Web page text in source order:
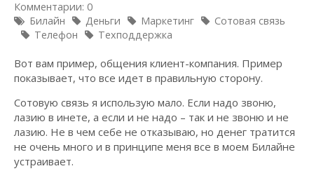
Комментарии: 0
Билайн
Деньги Маркетинг
Сотовая связь
Телефон
Техподдержка
Вот вам пример, общения клиент-компания. Пример
показывает, что все идет в правильную сторону.
Сотовую связь я использую мало. Если надо звоню,
лазию в инете, а если и не надо – так и не звоню и не
лазию. Не в чем себе не отказываю, но денег тратится
не очень много и в принципе меня все в моем Билайне
устраивает.